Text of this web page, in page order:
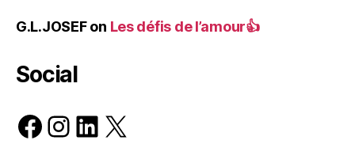
G.L.JOSEFon Les défis de l’amour👍
Social
Facebook
Instagram
LinkedIn
X